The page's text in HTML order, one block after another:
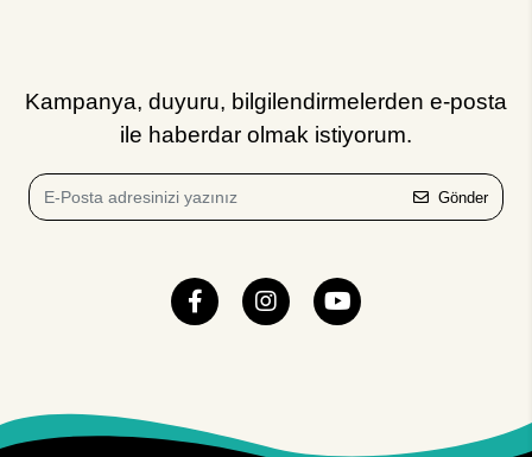
Kampanya, duyuru, bilgilendirmelerden e-posta
ile haberdar olmak istiyorum.
Gönder